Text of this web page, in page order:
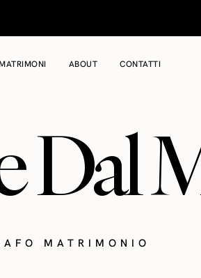
MATRIMONI ABOUT CONTATTI
Dal
MATRIMONIO